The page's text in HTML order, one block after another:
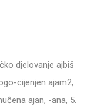
djelovanje ajbiš
cijenjen ajam2,
ajan, -ana, 5.